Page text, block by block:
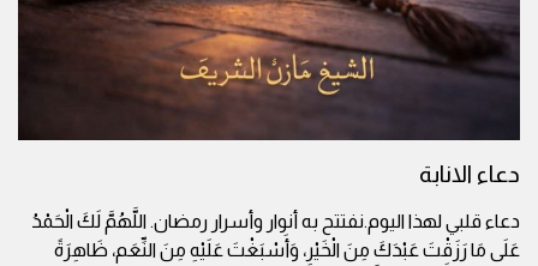
دعاء الانابة
دعاء قلبي لهذا اليوم.نفتتح به أنوار وأسرار رمضان. اللَّهُمَّ لَكَ الْحَمْدُ
عَلَى مَا رَزَقْتَ عَبْدَكَ مِنَ الْخَيْرِ، وَأَسْبَغْتَ عَلَيْهِ مِنَ النِّعَمِ، ظَاهِرَةً